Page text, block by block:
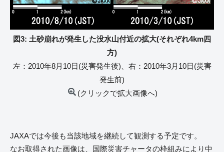
図3: 土砂崩れが発生した没水山付近の拡大(それぞれ4km四
方)
左：2010年8月10日(災害発生後)、右：2010年3月10日(災害
発生前)
(クリックで拡大画像へ)
JAXAでは今後も当該地域を継続して観測する予定です。
なお取得された画像は、国際災害チャータの枠組みにより中